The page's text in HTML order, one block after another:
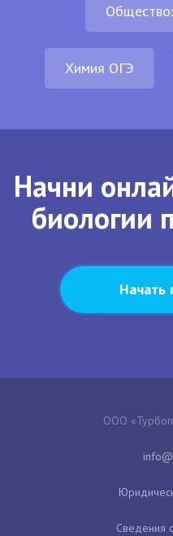
Химия ОГЭ
Начни
биологии
Начать
ООО
Сведения